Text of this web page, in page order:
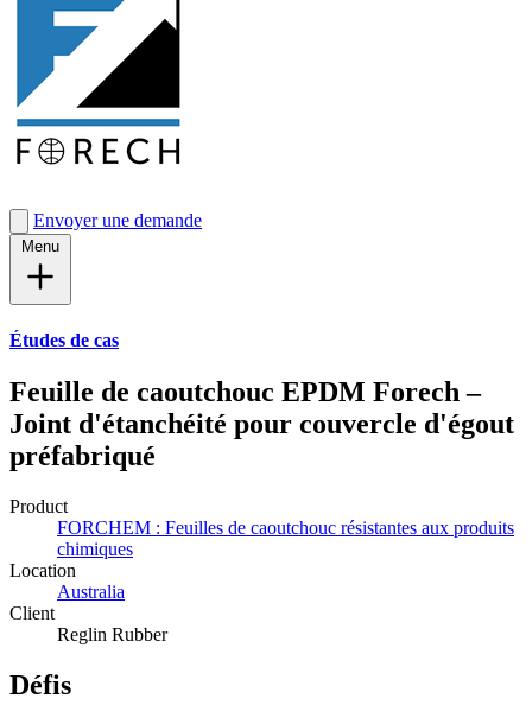
Envoyer une demande
Études de cas
Feuille de caoutchouc EPDM Forech –
Joint d'étanchéité pour couvercle d'égout
préfabriqué
Product
FORCHEM : Feuilles de caoutchouc résistantes aux produits
chimiques
Location
Australia
Client
Reglin Rubber
Défis